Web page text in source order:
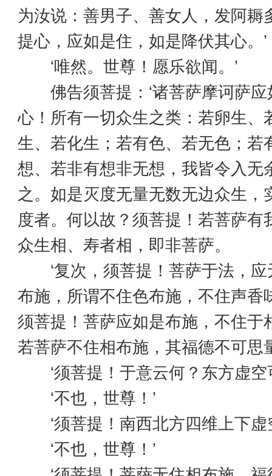
为汝说：善男子、善女人，发阿耨
提心，应如是住，如是降伏其心。’
‘唯然。世尊！愿乐欲闻。’
佛告须菩提：‘诸菩萨摩诃萨应
心！所有一切众生之类：若卵生、
生、若化生；若有色、若无色；若
想、若非有想非无想，我皆令入无
之。如是灭度无量无数无边众生，
度者。何以故？须菩提！若菩萨有
众生相、寿者相，即非菩萨。
‘复次，须菩提！菩萨于法，应
布施，所谓不住色布施，不住声香
须菩提！菩萨应如是布施，不住于
若菩萨不住相布施，其福德不可思
‘须菩提！于意云何？东方虚空
‘不也，世尊！’
‘须菩提！南西北方四维上下虚
‘不也，世尊！’